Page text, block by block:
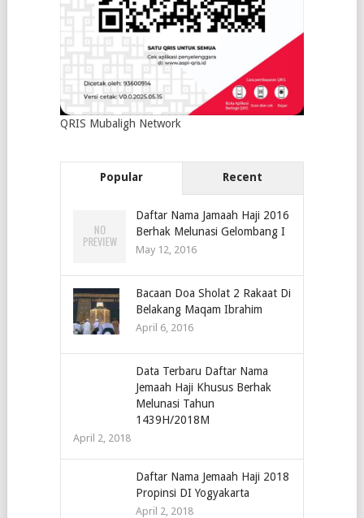
QRIS Mubaligh Network
Popular Recent
Daftar Nama Jamaah Haji 2016
Berhak Melunasi Gelombang I
May 12, 2016
Bacaan Doa Sholat 2 Rakaat Di
Belakang Maqam Ibrahim
April 6, 2016
Data Terbaru Daftar Nama
Jemaah Haji Khusus Berhak
Melunasi Tahun
1439H/2018M
April 2, 2018
Daftar Nama Jemaah Haji 2018
Propinsi DI Yogyakarta
April 2, 2018